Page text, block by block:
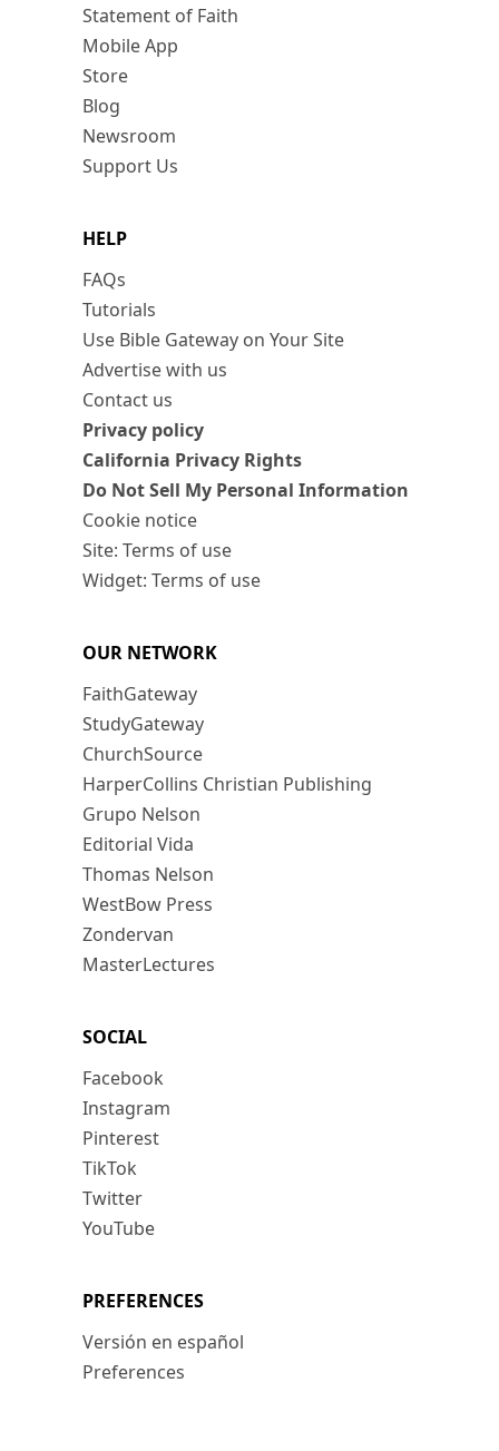
Statement of Faith
Mobile App
Store
Blog
Newsroom
Support Us
HELP
FAQs
Tutorials
Use Bible Gateway on Your Site
Advertise with us
Contact us
Privacy policy
California Privacy Rights
Do Not Sell My Personal Information
Cookie notice
Site: Terms of use
Widget: Terms of use
OUR NETWORK
FaithGateway
StudyGateway
ChurchSource
HarperCollins Christian Publishing
Grupo Nelson
Editorial Vida
Thomas Nelson
WestBow Press
Zondervan
MasterLectures
SOCIAL
Facebook
Instagram
Pinterest
TikTok
Twitter
YouTube
PREFERENCES
Versión en español
Preferences